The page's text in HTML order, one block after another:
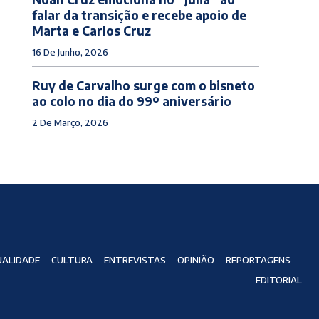
falar da transição e recebe apoio de
Marta e Carlos Cruz
16 De Junho, 2026
Ruy de Carvalho surge com o bisneto
ao colo no dia do 99º aniversário
2 De Março, 2026
CULTURA ENTREVISTAS OPINIÃO
REPORTAGENS
EDITORIAL